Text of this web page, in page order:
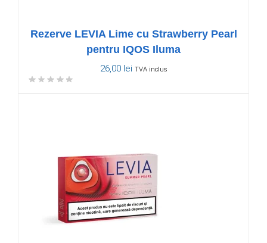
Rezerve LEVIA Lime cu Strawberry Pearl
pentru IQOS Iluma
26,00 lei TVA inclus